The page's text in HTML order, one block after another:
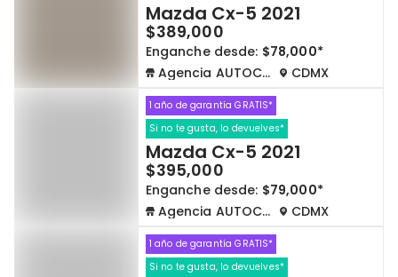
Mazda Cx-5 2021
$389,000
Enganche desde: $78,000*
Agencia AUTOCOM
CDMX
1 año de garantía GRATIS*
Si no te gusta, lo devuelves*
Mazda Cx-5 2021
$395,000
Enganche desde: $79,000*
Agencia AUTOCOM
CDMX
1 año de garantía GRATIS*
Si no te gusta, lo devuelves*